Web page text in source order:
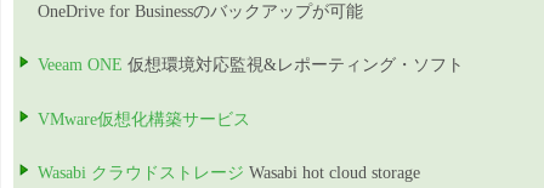
OneDrive for Businessのバックアップが可能
Veeam ONE 仮想環境対応監視&レポーティング・ソフト
VMware仮想化構築サービス
Wasabi クラウドストレージ Wasabi hot cloud storage